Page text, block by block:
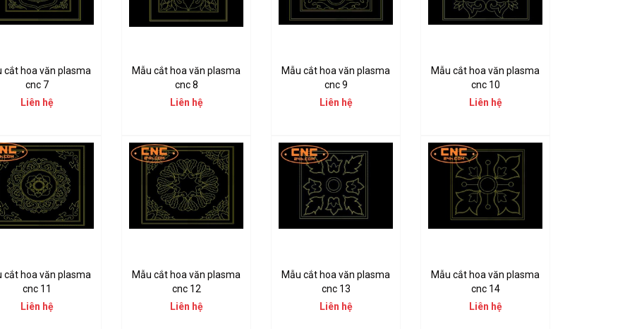
cắt hoa văn plasma
cnc 7
Liên hệ
Mẫu cắt hoa văn plasma
cnc 8
Liên hệ
Mẫu cắt hoa văn plasma
cnc 9
Liên hệ
Mẫu cắt hoa văn plasma
cnc 10
Liên hệ
cắt hoa văn plasma
cnc 11
Liên hệ
Mẫu cắt hoa văn plasma
cnc 12
Liên hệ
Mẫu cắt hoa văn plasma
cnc 13
Liên hệ
Mẫu cắt hoa văn plasma
cnc 14
Liên hệ